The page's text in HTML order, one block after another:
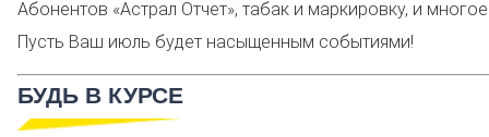
Абонентов «Астрал Отчет», табак и маркировку, и
Пусть Ваш июль будет насыщенным событиями!
БУДЬ В КУРСЕ